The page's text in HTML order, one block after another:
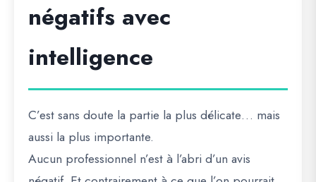
négatifs avec
intelligence
C’est sans doute la partie la plus délicate… mais
aussi la plus importante.
Aucun professionnel n’est à l’abri d’un avis